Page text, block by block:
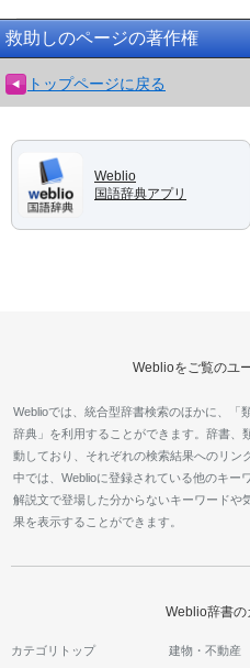
救助しのページの著作権
トップページに戻る
Weblio
国語辞典アプリ
Weblioをご覧のユ
Weblioでは、統合型辞書検索のほかに、「
辞典」を利用することができます。辞書、
動しており、それぞれの検索結果へのリン
中では、Weblioに登録されている他のキー
解説文で登場した分からないキーワードや
果を表示することができます。
Weblio辞書の
カテゴリトップ 建物・不動産